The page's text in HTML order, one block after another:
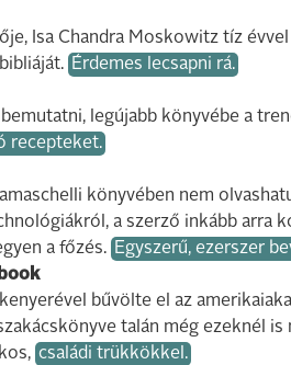
Isa Chandra Moskowitz tíz
Érdemes lecsapni rá.
legújabb könyvébe a
recepteket.
könyvében nem
a szerző inkább arra
a főzés. Egyszerű, ezerszer
bűvölte el az
talán még ezeknél
családi trükkökkel.